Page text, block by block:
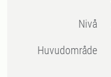
Nivå
Huvudområde